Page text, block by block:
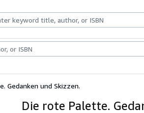
Art & Collectables
Gedanken und Skizzen.
Die rote Palette.